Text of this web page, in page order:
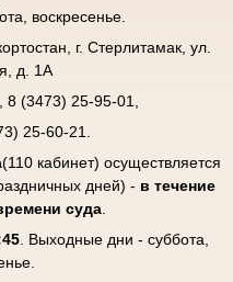
воскресенье.
г. Стерлитамак, ул.
д. 1А
(3473) 25-95-01,
25-60-21.
(110 кабинет) осуществляется
дней) - в течение
суда
. Выходные дни - суббота,